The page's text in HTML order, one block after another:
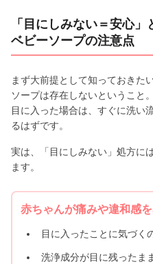
「目にしみない＝安心
ベビーソープの注意点
まず大前提として知っておきた
ソープは存在しないということ
目に入った場合は、すぐに洗い
るはずです。
実は、「目にしみない」処方に
ます。
赤ちゃんが痛みや違和感
目に入ったことに気づく
洗浄成分が目に残ったま